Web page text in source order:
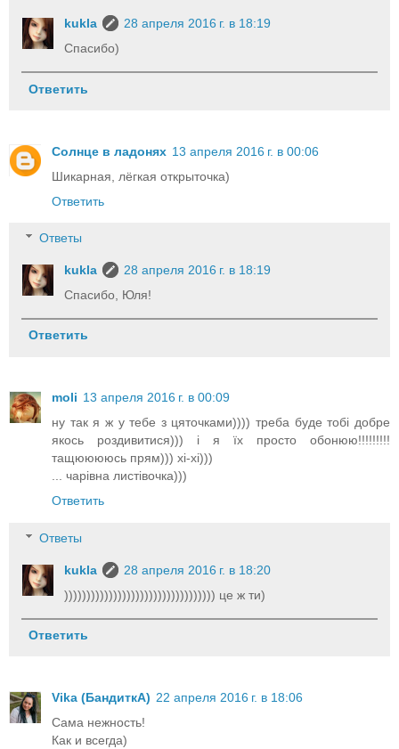
kukla
28 апреля 2016 г. в 18:19
Спасибо)
Ответить
Солнце в ладонях 13 апреля 2016 г. в 00:06
Шикарная, лёгкая открыточка)
Ответить
Ответы
kukla
28 апреля 2016 г. в 18:19
Спасибо, Юля!
Ответить
moli 13 апреля 2016 г. в 00:09
ну так я ж у тебе з цяточками)))) треба буде тобі добре
якось роздивитися))) і я їх просто обонюю!!!!!!!!!
тащююююсь прям))) хі-хі)))
... чарівна листівочка)))
Ответить
Ответы
kukla
28 апреля 2016 г. в 18:20
)))))))))))))))))))))))))))))))))) це ж ти)
Ответить
Vika (БандиткА) 22 апреля 2016 г. в 18:06
Сама нежность!
Как и всегда)